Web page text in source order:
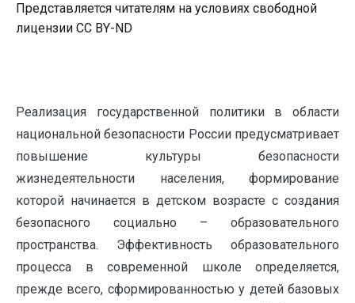
Представляется читателям на условиях свободной
лицензии CC BY-ND
Реализация государственной политики в области
национальной безопасности России предусматривает
повышение культуры безопасности
жизнедеятельности населения, формирование
которой начинается в детском возрасте с создания
безопасного социально – образовательного
пространства. Эффективность образовательного
процесса в современной школе определяется,
прежде всего, сформированностью у детей базовых